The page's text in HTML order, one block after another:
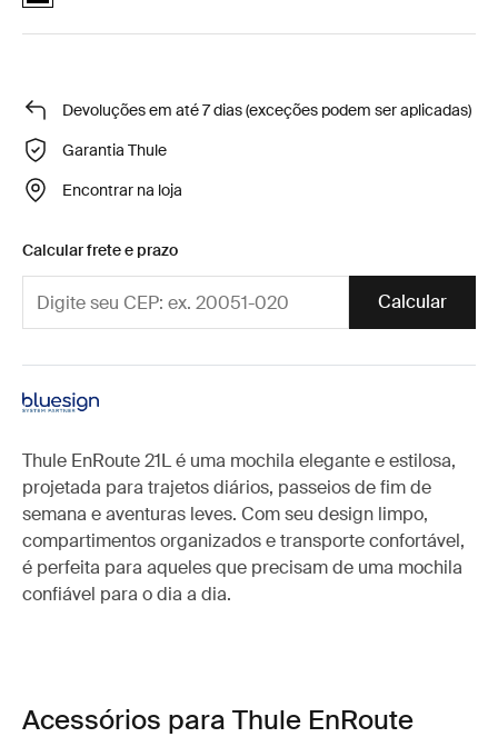
Devoluções em até 7 dias (exceções podem ser aplicadas)
Garantia Thule
Encontrar na loja
Calcular frete e prazo
Calcular
Thule EnRoute 21L é uma mochila elegante e estilosa,
projetada para trajetos diários, passeios de fim de
semana e aventuras leves. Com seu design limpo,
compartimentos organizados e transporte confortável,
é perfeita para aqueles que precisam de uma mochila
confiável para o dia a dia.
Acessórios para Thule EnRoute